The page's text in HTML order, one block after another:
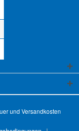
und Versandkosten